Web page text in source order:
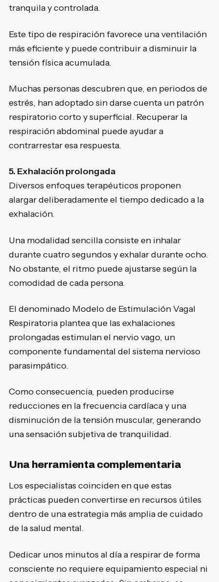
tranquila y controlada.
Este tipo de respiración favorece una ventilación
más eficiente y puede contribuir a disminuir la
tensión física acumulada.
Muchas personas descubren que, en periodos de
estrés, han adoptado sin darse cuenta un patrón
respiratorio corto y superficial. Recuperar la
respiración abdominal puede ayudar a
contrarrestar esa respuesta.
5. Exhalación prolongada
Diversos enfoques terapéuticos proponen
alargar deliberadamente el tiempo dedicado a la
exhalación.
Una modalidad sencilla consiste en inhalar
durante cuatro segundos y exhalar durante ocho.
No obstante, el ritmo puede ajustarse según la
comodidad de cada persona.
El denominado Modelo de Estimulación Vagal
Respiratoria plantea que las exhalaciones
prolongadas estimulan el nervio vago, un
componente fundamental del sistema nervioso
parasimpático.
Como consecuencia, pueden producirse
reducciones en la frecuencia cardíaca y una
disminución de la tensión muscular, generando
una sensación subjetiva de tranquilidad.
Una herramienta complementaria
Los especialistas coinciden en que estas
prácticas pueden convertirse en recursos útiles
dentro de una estrategia más amplia de cuidado
de la salud mental.
Dedicar unos minutos al día a respirar de forma
consciente no requiere equipamiento especial ni